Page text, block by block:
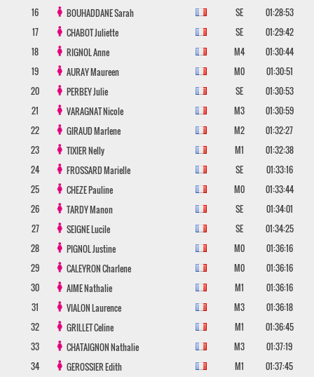
16
BOUHADDANESarah SE
01:28:53
17
CHABOTJuliette SE
01:29:42
18
RIGNOLAnne M4
01:30:44
19
AURAYMaureen M0
01:30:51
20
PERBEYJulie SE
01:30:53
21
VARAGNATNicole M3
01:30:59
22
GIRAUDMarlene M2
01:32:27
23
TIXIERNelly M1
01:32:38
24
FROSSARDMarielle SE
01:33:16
25
CHEZEPauline M0
01:33:44
26
TARDYManon SE
01:34:01
27
SEIGNELucile SE
01:34:25
28
PIGNOLJustine M0
01:36:16
29
CALEYRONCharlene M0
01:36:16
30
AIMENathalie M1
01:36:16
31
VIALONLaurence M3
01:36:18
32
GRILLETCeline M1
01:36:45
33
CHATAIGNONNathalie M3
01:37:19
34
GEROSSIEREdith M1
01:37:45